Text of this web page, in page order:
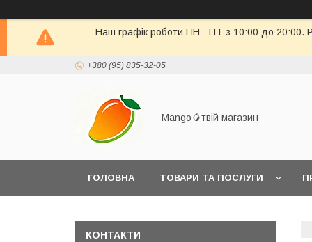
Наш графік роботи ПН - ПТ з 10:00 до 20:00.
+380 (95) 835-32-05
Mango🥭твій магазин
ГОЛОВНА ТОВАРИ ТА ПОСЛУГИ
КОНТАКТИ